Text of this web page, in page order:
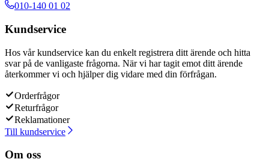
010-140 01 02
Kundservice
Hos vår kundservice kan du enkelt registrera ditt ärende och hitta
svar på de vanligaste frågorna. När vi har tagit emot ditt ärende
återkommer vi och hjälper dig vidare med din förfrågan.
Orderfrågor
Returfrågor
Reklamationer
Till kundservice
Om oss